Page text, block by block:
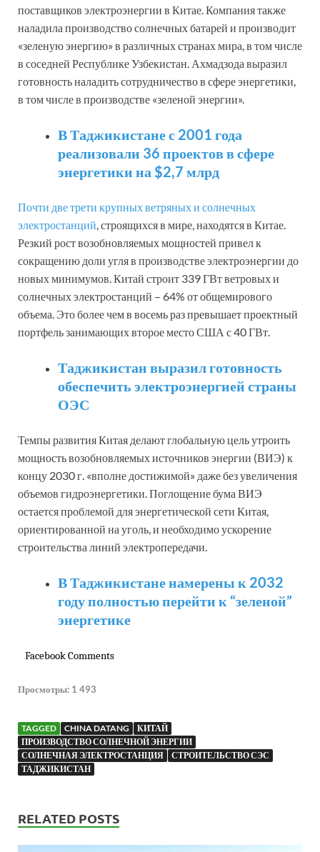
поставщиков электроэнергии в Китае. Компания также
наладила производство солнечных батарей и производит
«зеленую энергию» в различных странах мира, в том числе
в соседней Республике Узбекистан. Ахмадзода выразил
готовность наладить сотрудничество в сфере энергетики,
в том числе в производстве «зеленой энергии».
В Таджикистане с 2001 года
реализовали 36 проектов в сфере
энергетики на $2,7 млрд
Почти две трети крупных ветряных и солнечных
электростанций, строящихся в мире, находятся в Китае.
Резкий рост возобновляемых мощностей привел к
сокращению доли угля в производстве электроэнергии до
новых минимумов. Китай строит 339 ГВт ветровых и
солнечных электростанций – 64% от общемирового
объема. Это более чем в восемь раз превышает проектный
портфель занимающих второе место США с 40 ГВт.
Таджикистан выразил готовность
обеспечить электроэнергией страны
ОЭС
Темпы развития Китая делают глобальную цель утроить
мощность возобновляемых источников энергии (ВИЭ) к
концу 2030 г. «вполне достижимой» даже без увеличения
объемов гидроэнергетики. Поглощение бума ВИЭ
остается проблемой для энергетической сети Китая,
ориентированной на уголь, и необходимо ускорение
строительства линий электропередачи.
В Таджикистане намерены к 2032
году полностью перейти к “зеленой”
энергетике
Facebook Comments
Просмотры: 1 493
TAGGED CHINA DATANG
КИТАЙ
ПРОИЗВОДСТВО СОЛНЕЧНОЙ ЭНЕРГИИ
СОЛНЕЧНАЯ ЭЛЕКТРОСТАНЦИЯ
СТРОИТЕЛЬСТВО СЭС
ТАДЖИКИСТАН
RELATED POSTS